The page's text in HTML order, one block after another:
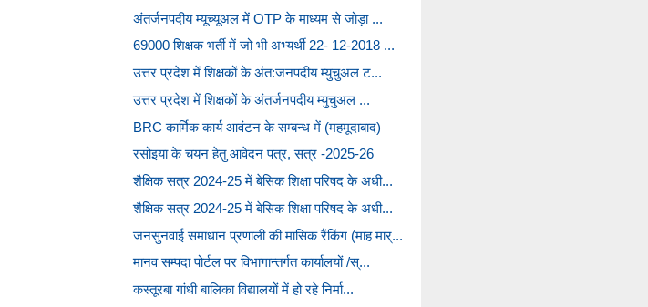
अंतर्जनपदीय म्यूच्यूअल में OTP के माध्यम से जोड़ा ...
69000 शिक्षक भर्ती में जो भी अभ्यर्थी 22- 12-2018 ...
उत्तर प्रदेश में शिक्षकों के अंत:जनपदीय म्युचुअल ट...
उत्तर प्रदेश में शिक्षकों के अंतर्जनपदीय म्युचुअल ...
BRC कार्मिक कार्य आवंटन के सम्बन्ध में (महमूदाबाद)
रसोइया के चयन हेतु आवेदन पत्र, सत्र -2025-26
शैक्षिक सत्र 2024-25 में बेसिक शिक्षा परिषद के अधी...
शैक्षिक सत्र 2024-25 में बेसिक शिक्षा परिषद के अधी...
जनसुनवाई समाधान प्रणाली की मासिक रैंकिंग (माह मार्...
मानव सम्पदा पोर्टल पर विभागान्तर्गत कार्यालयों /स्...
कस्तूरबा गांधी बालिका विद्यालयों में हो रहे निर्मा...